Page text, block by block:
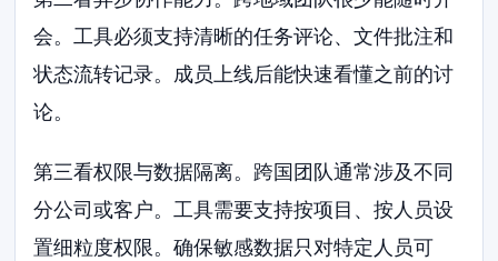
会。工具必须支持清晰的任务评论、文件批注和
状态流转记录。成员上线后能快速看懂之前的讨
论。
第三看权限与数据隔离。跨国团队通常涉及不同
分公司或客户。工具需要支持按项目、按人员设
置细粒度权限。确保敏感数据只对特定人员可